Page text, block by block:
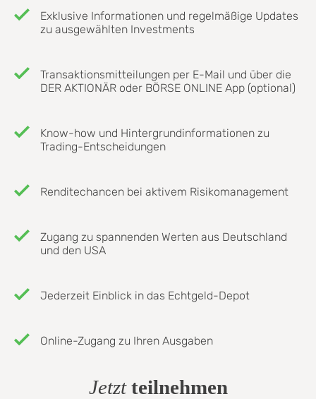
Exklusive Informationen und regelmäßige Updates
zu ausgewählten Investments
Transaktionsmitteilungen per E-Mail und über die
DER AKTIONÄR oder BÖRSE ONLINE App (optional)
Know-how und Hintergrundinformationen zu
Trading-Entscheidungen
Renditechancen bei aktivem Risikomanagement
Zugang zu spannenden Werten aus Deutschland
und den USA
Jederzeit Einblick in das Echtgeld-Depot
Online-Zugang zu Ihren Ausgaben
Jetzt teilnehmen